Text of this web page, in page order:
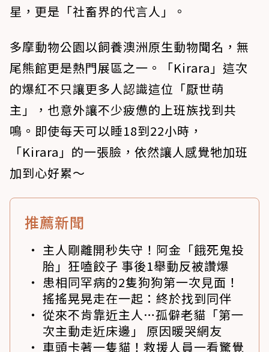
星，更是「社畜界的代言人」。
多摩動物公園以飼養澳洲原生動物聞名，無
尾熊館更是熱門展區之一。「Kirara」這次
的爆紅不只讓更多人認識這位「厭世萌
主」，也意外讓不少疲憊的上班族找到共
鳴。即使每天可以睡18到22小時，
「Kirara」的一張臉，依然讓人感覺牠加班
加到心好累～
推薦新聞
主人剛離開秒失守！阿金「餓死鬼投
胎」狂嗑餃子 事後1舉動反被讚爆
患相同罕病的2隻狗狗第一次見面！
搖搖晃晃走在一起：終於找到同伴
從來不肯靠近主人…孤僻老貓「第一
次主動走近床邊」 原因暖哭網友
車頭卡著一隻貓！救援人員一看驚覺